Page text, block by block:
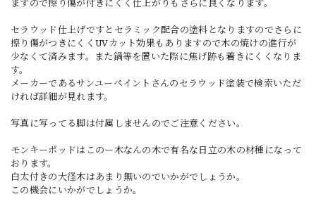
ますので擦り傷が付きにくく仕上がりもさらに良くなります。
セラウッド仕上げですとセラミック配合の塗料となりますのでさらに
擦り傷がつきにくくUVカット効果もありますので木の焼けの進行が
少なくて済みます。また鍋等を置いた際に焦げ跡も着きにくくなりま
す。
メーカーであるサンユーペイントさんのセラウッド塗装で検索いただ
ければ詳細が見れます。
写真に写ってる脚は付属しませんのでご注意ください。
モンキーポッドはこのー木なんの木で有名な日立の木の材種になって
おります。
白太付きの大径木はあまり無いのでいかがでしょうか。
この機会にいかがでしょうか。